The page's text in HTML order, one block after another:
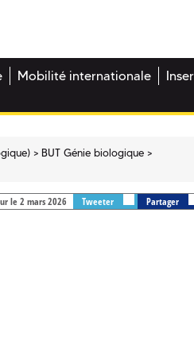
Mobilité internationale
BUT Génie biologique
le 2 mars 2026 Tweeter Partager